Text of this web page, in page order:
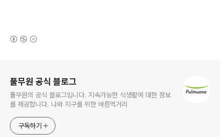
풀무원 공식 블로그
풀무원의 공식 블로그입니다. 지속가능한 식생활에 대한 정보
를 제공합니다. 나와 지구를 위한 바른먹거리
구독하기